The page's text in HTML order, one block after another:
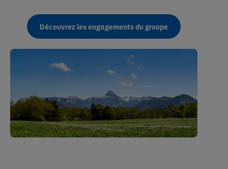
Découvrez les engagements du groupe